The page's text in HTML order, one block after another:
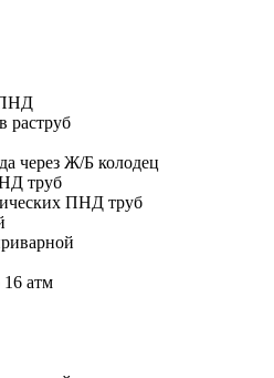
ПНД
раструб
через Ж/Б колодец
труб
ПНД труб
атм